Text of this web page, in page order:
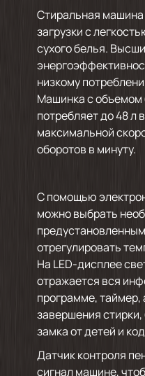
Стиральная
загрузки с
сухого белья.
низкому
Машинка с объемом
потребляет до 48 л
максимальной
оборотов в минуту.
С помощью
можно выбрать
отрегулировать
На LED-дисплее
отражается вся
программе, таймер,
завершения
замка от детей и
Датчик контроля
сигнал машине,